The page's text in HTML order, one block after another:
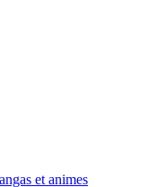
et animes